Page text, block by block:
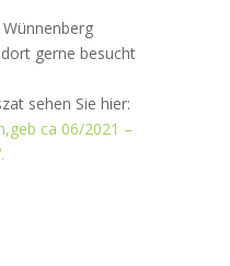
gerne besucht
sehen Sie hier:
ca 06/2021 –